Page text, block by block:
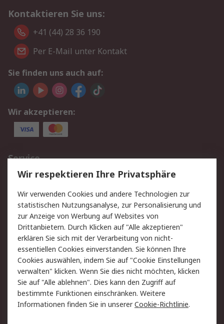
Kontaktieren Sie uns:
+41 (44) 28 36 190
Per E-Mail unter Kontakt
Sie finden uns auch auf:
Wir akzeptieren:
Service
Value Added Services
Lieferlösungen
Rücksendungen
Kontakt
Hilfe
Rechtliches
AGB
Datenschutz
Cookie-Richtlinie
Zahlungsbedingungen
Copyright/Impressum
Über RS
Wir respektieren Ihre Privatsphäre
Wir verwenden Cookies und andere Technologien zur
statistischen Nutzungsanalyse, zur Personalisierung und
zur Anzeige von Werbung auf Websites von
Drittanbietern. Durch Klicken auf "Alle akzeptieren"
erklären Sie sich mit der Verarbeitung von nicht-
essentiellen Cookies einverstanden. Sie können Ihre
Cookies auswählen, indem Sie auf "Cookie Einstellungen
verwalten" klicken. Wenn Sie dies nicht möchten, klicken
Sie auf "Alle ablehnen". Dies kann den Zugriff auf
bestimmte Funktionen einschränken. Weitere
Informationen finden Sie in unsererCookie-Richtlinie.